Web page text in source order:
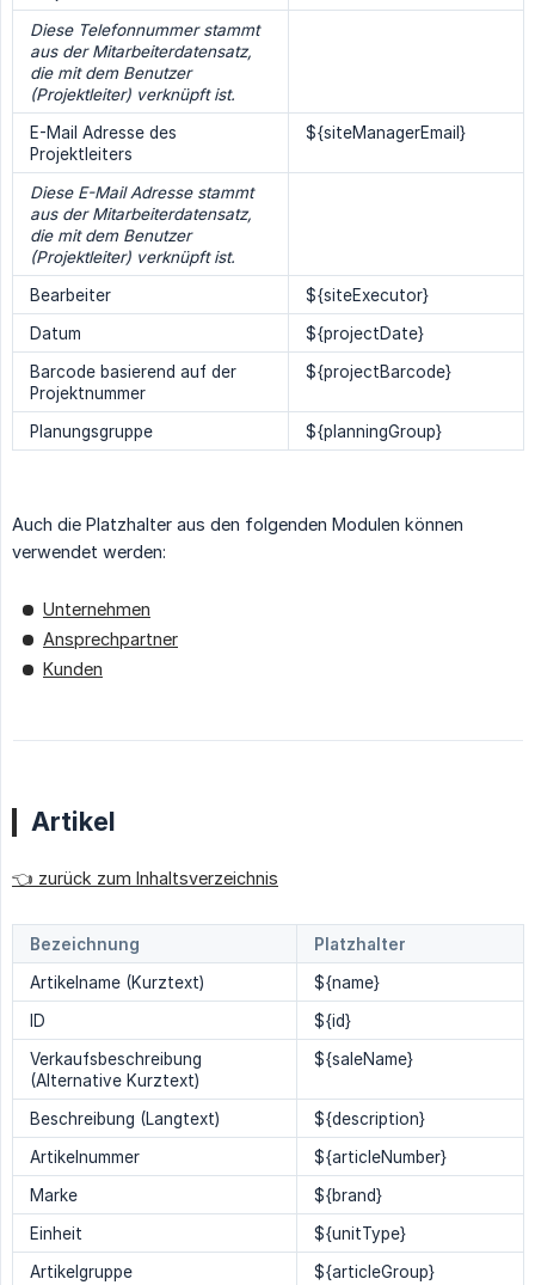
Diese Telefonnummer stammt
aus der Mitarbeiterdatensatz,
die mit dem Benutzer
(Projektleiter) verknüpft ist.
E-Mail Adresse des
Projektleiters
${siteManagerEmail}
Diese E-Mail Adresse stammt
aus der Mitarbeiterdatensatz,
die mit dem Benutzer
(Projektleiter) verknüpft ist.
Bearbeiter
${siteExecutor}
Datum
${projectDate}
Barcode basierend auf der
Projektnummer
${projectBarcode}
Planungsgruppe ${planningGroup}
Auch die Platzhalter aus den folgenden Modulen können
verwendet werden:
Unternehmen
Ansprechpartner
Kunden
Artikel
👈 zurück zum Inhaltsverzeichnis
Bezeichnung
Platzhalter
Artikelname (Kurztext)
${name}
ID
${id}
Verkaufsbeschreibung
(Alternative Kurztext)
${saleName}
Beschreibung (Langtext)
${description}
Artikelnummer
${articleNumber}
Marke
${brand}
Einheit
${unitType}
Artikelgruppe
${articleGroup}